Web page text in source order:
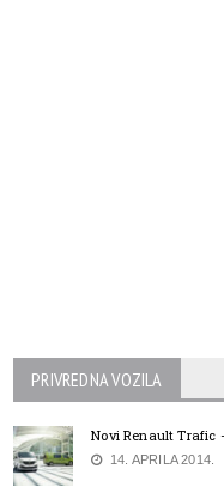
PRIVREDNA VOZILA
Novi Renault Trafic
14. APRILA 2014.